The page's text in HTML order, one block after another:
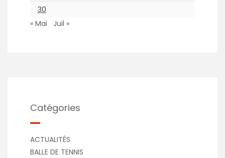
30
« Mai
Juil »
Catégories
ACTUALITÉS
BALLE DE TENNIS